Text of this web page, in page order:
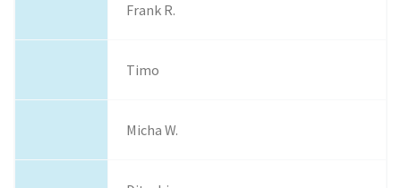
Frank R.
Timo
Micha W.